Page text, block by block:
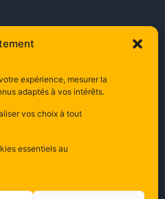
expérience, mesurer la
adaptés à vos intérêts.
vos choix à tout
essentiels au